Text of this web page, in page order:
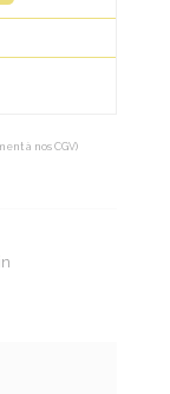
à nos CGV)